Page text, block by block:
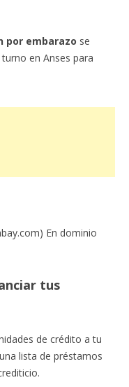
por embarazo se
en Anses para
En dominio
tus
de crédito a tu
lista de préstamos